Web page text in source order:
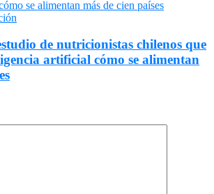
de nutricionistas chilenos que
artificial cómo se alimentan